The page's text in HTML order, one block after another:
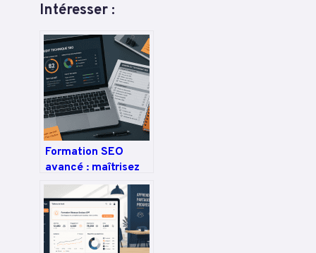
Intéresser :
Formation SEO
avancé : maîtrisez
l’audit technique, le
maillage
sémantique et la
donnée pour
dominer les SERP